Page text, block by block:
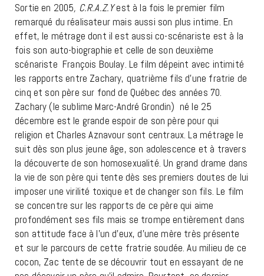
Sortie en 2005, C.R.A.Z.Yest à la fois le premier film
remarqué du réalisateur mais aussi son plus intime. En
effet, le métrage dont il est aussi co-scénariste est à la
fois son auto-biographie et celle de son deuxième
scénariste François Boulay. Le film dépeint avec intimité
les rapports entre Zachary, quatrième fils d’une fratrie de
cinq et son père sur fond de Québec des années 70.
Zachary (le sublime Marc-André Grondin) né le 25
décembre est le grande espoir de son père pour qui
religion et Charles Aznavour sont centraux. La métrage le
suit dès son plus jeune âge, son adolescence et à travers
la découverte de son homosexualité. Un grand drame dans
la vie de son père qui tente dès ses premiers doutes de lui
imposer une virilité toxique et de changer son fils. Le film
se concentre sur les rapports de ce père qui aime
profondément ses fils mais se trompe entièrement dans
son attitude face à l’un d’eux, d’une mère très présente
et sur le parcours de cette fratrie soudée. Au milieu de ce
cocon, Zac tente de se découvrir tout en essayant de ne